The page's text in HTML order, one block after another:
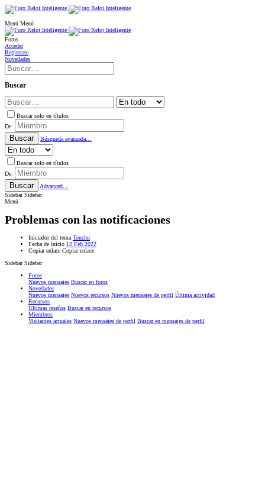
Menú Menú
Foros
Acceder
Regístrate
Novedades
Buscar
Buscar solo en títulos
De:
Buscar Búsqueda avanzada…
Buscar solo en títulos
De:
Buscar
Advanced…
Sidebar Sidebar
Menú
Problemas con las notificaciones
Iniciador del tema Tonchu
Fecha de inicio 12 Feb 2022
Copiar enlace Copiar enlace
Sidebar Sidebar
Foros
Nuevos mensajes Buscar en foros
Novedades
Nuevos mensajes Nuevos recursos Nuevos mensajes de perfil Última actividad
Recursos
Últimas reseñas Buscar en recursos
Miembros
Visitantes actuales Nuevos mensajes de perfil Buscar en mensajes de perfil